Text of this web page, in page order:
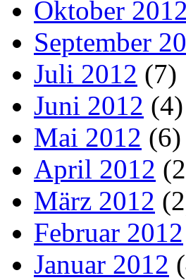
Oktober 2012
September
Juli 2012 (7)
Juni 2012 (4)
Mai 2012 (6)
April 2012
März 2012
Februar 2012
Januar 2012